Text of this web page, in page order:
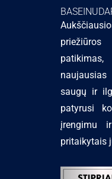
saugų ir
patyrusi
įrengimu
pritaikytais